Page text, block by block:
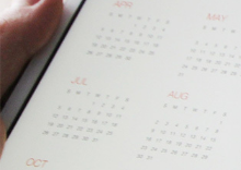
企業理念
PETボトル
PETボトル
エレクトロニクス技術
よくあるご質問
お知らせ